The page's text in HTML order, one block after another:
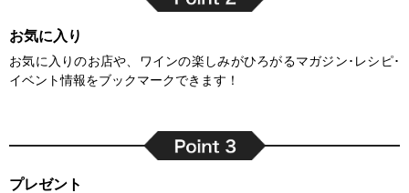
お気に入り
お気に入りのお店や、ワインの楽しみがひろがるマガジン･レシピ･
イベント情報をブックマークできます！
プレゼント